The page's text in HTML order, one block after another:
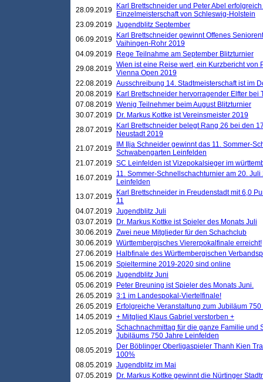
28.09.2019
Karl Brettschneider und Peter Abel
Einzelmeisterschaft von Schleswig-Holstein
23.09.2019 Jugendblitz September
06.09.2019
Karl Brettschneider gewinnt Offenes
Vaihingen-Rohr 2019
04.09.2019
Rege Teilnahme am September Blitzturnier
29.08.2019 Wien ist eine Reise wert, ein Kurzbericht von
Vienna Open 2019
22.08.2019 Ausschreibung 14. Stadtmeisterschaft ist im
20.08.2019
Karl Brettschneider hervorragender Elfter bei
07.08.2019 Wenig Teilnehmer beim August Blitzturnier
30.07.2019
Dr. Markus Kottke ist Vereinsmeister 2019
28.07.2019
Karl Brettschneider belegt Rang 26 bei den
Neustadt 2019
21.07.2019
IM Ilja Schneider gewinnt das 11. Sommer-
Schwabengarten Leinfelden
21.07.2019 SC Leinfelden ist Vizepokalsieger im
16.07.2019 11. Sommer-Schnellschachturnier am 20.
Leinfelden
13.07.2019
Karl Brettschneider in Freudenstadt mit 6,0
11
04.07.2019 Jugendblitz Juli
03.07.2019
Dr. Markus Kottke ist Spieler des Monats Juli
30.06.2019 Zwei neue Mitglieder für den Schachclub
30.06.2019 Württembergisches Viererpokalfinale erreicht!
27.06.2019
Halbfinale des Württembergischen
15.06.2019 Spieltermine 2019-2020 sind online
05.06.2019 Jugendblitz Juni
05.06.2019
Peter Breuning ist Spieler des Monats Juni.
26.05.2019 3:1 im Landespokal-Viertelfinale!
26.05.2019
Erfolgreiche Veranstaltung zum Jubiläum
14.05.2019 + Mitglied Klaus Gabriel verstorben +
12.05.2019 Schachnachmittag für die ganze Familie und
Jubiläums 750 Jahre Leinfelden
08.05.2019
Der Böblinger Oberligaspieler Thanh Kien
100%
08.05.2019 Jugendblitz im Mai
07.05.2019
Dr. Markus Kottke gewinnt die Nürtinger